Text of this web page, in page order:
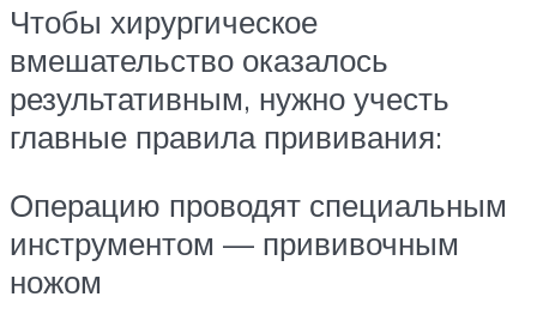
Чтобы хирургическое
вмешательство оказалось
результативным, нужно учесть
главные правила прививания:
Операцию проводят специальным
инструментом — прививочным
ножом